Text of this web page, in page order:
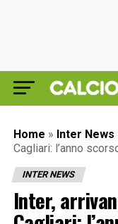
Home » Inter News
Cagliari: l’anno
INTER NEWS
Inter,